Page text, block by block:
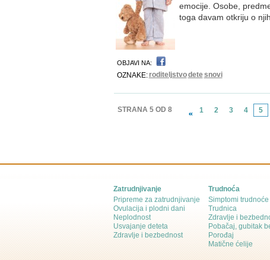
emocije. Osobe,
toga davam otkriju o
OBJAVI NA:
OZNAKE: roditeljstvodetesnovi
STRANA 5 OD 8 1 2 3 4 5
Zatrudnjivanje
Pripreme za zatrudnjivanje
Ovulacija i plodni dani
Neplodnost
Usvajanje deteta
Zdravlje i bezbednost
Trudnoća
Simptomi trudnoće
Trudnica
Zdravlje i
Pobačaj, gubitak
Porođaj
Matične ćelije